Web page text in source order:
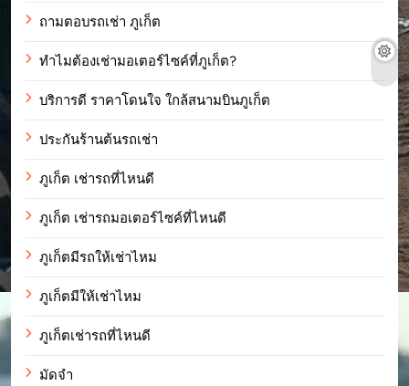
ถามตอบรถเช่า ภูเก็ต
ทำไมต้องเช่ามอเตอร์ไซค์ที่ภูเก็ต?
บริการดี ราคาโดนใจ ใกล้สนามบินภูเก็ต
ประกันร้านต้นรถเช่า
ภูเก็ต เช่ารถที่ไหนดี
ภูเก็ต เช่ารถมอเตอร์ไซค์ที่ไหนดี
ภูเก็ตมีรถให้เช่าไหม
ภูเก็ตมีให้เช่าไหม
ภูเก็ตเช่ารถที่ไหนดี
มัดจำ